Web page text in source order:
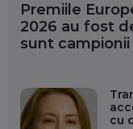
Premiile
2026 au fost
sunt
cu